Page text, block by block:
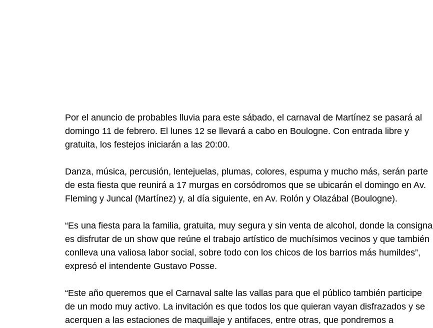
Por el anuncio de probables lluvia para este sábado, el carnaval de Martínez se pasará al
domingo 11 de febrero. El lunes 12 se llevará a cabo en Boulogne. Con entrada libre y
gratuita, los festejos iniciarán a las 20:00.
Danza, música, percusión, lentejuelas, plumas, colores, espuma y mucho más, serán parte
de esta fiesta que reunirá a 17 murgas en corsódromos que se ubicarán el domingo en Av.
Fleming y Juncal (Martínez) y, al día siguiente, en Av. Rolón y Olazábal (Boulogne).
“Es una fiesta para la familia, gratuita, muy segura y sin venta de alcohol, donde la consigna
es disfrutar de un show que reúne el trabajo artístico de muchísimos vecinos y que también
conlleva una valiosa labor social, sobre todo con los chicos de los barrios más humildes”,
expresó el intendente Gustavo Posse.
“Este año queremos que el Carnaval salte las vallas para que el público también participe
de un modo muy activo. La invitación es que todos los que quieran vayan disfrazados y se
acerquen a las estaciones de maquillaje y antifaces, entre otras, que pondremos a